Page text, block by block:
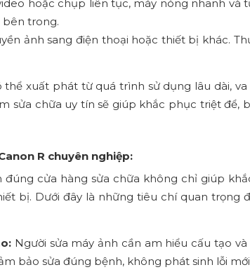
hoặc chụp liên tục, máy nóng nhanh và
bên trong.
ảnh sang điện thoại hoặc thiết bị khác.
thể xuất phát từ quá trình sử dụng lâu dài,
sửa chữa uy tín sẽ giúp khắc phục triệt để,
R chuyên nghiệp:
đúng cửa hàng sửa chữa không chỉ giúp
bị. Dưới đây là những tiêu chí quan trọng
Người sửa máy ảnh cần am hiểu cấu tạo
bảo sửa đúng bệnh, không phát sinh lỗi